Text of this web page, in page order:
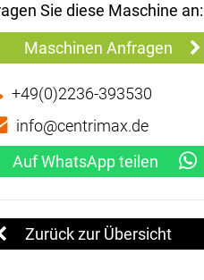
Sie diese Maschine
Maschinen Anfragen
+49(0)2236-393530
info@centrimax.de
Auf WhatsApp teilen
Zurück zur Übersicht